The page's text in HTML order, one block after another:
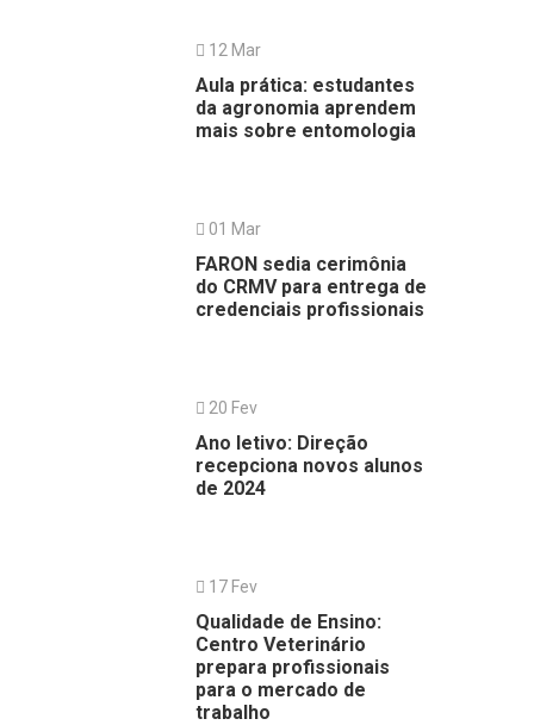
12 Mar
Aula prática: estudantes
da agronomia aprendem
mais sobre entomologia
01 Mar
FARON sedia cerimônia
do CRMV para entrega de
credenciais profissionais
20 Fev
Ano letivo: Direção
recepciona novos alunos
de 2024
17 Fev
Qualidade de Ensino:
Centro Veterinário
prepara profissionais
para o mercado de
trabalho